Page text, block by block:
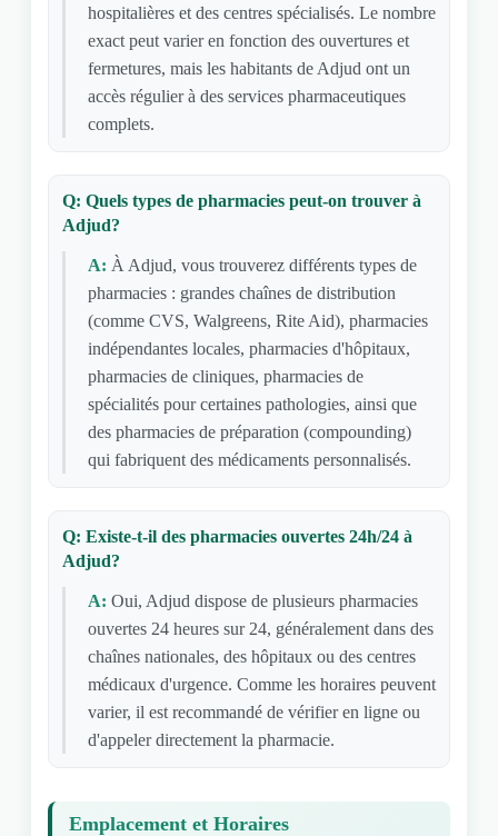
hospitalières et des centres spécialisés. Le nombre
exact peut varier en fonction des ouvertures et
fermetures, mais les habitants de Adjud ont un
accès régulier à des services pharmaceutiques
complets.
Q: Quels types de pharmacies peut-on trouver à
Adjud?
A: À Adjud, vous trouverez différents types de
pharmacies : grandes chaînes de distribution
(comme CVS, Walgreens, Rite Aid), pharmacies
indépendantes locales, pharmacies d'hôpitaux,
pharmacies de cliniques, pharmacies de
spécialités pour certaines pathologies, ainsi que
des pharmacies de préparation (compounding)
qui fabriquent des médicaments personnalisés.
Q: Existe-t-il des pharmacies ouvertes 24h/24 à
Adjud?
A: Oui, Adjud dispose de plusieurs pharmacies
ouvertes 24 heures sur 24, généralement dans des
chaînes nationales, des hôpitaux ou des centres
médicaux d'urgence. Comme les horaires peuvent
varier, il est recommandé de vérifier en ligne ou
d'appeler directement la pharmacie.
Emplacement et Horaires